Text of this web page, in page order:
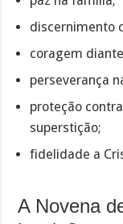
discernimento
coragem
perseverança
proteção
superstição;
fidelidade a
A Novena